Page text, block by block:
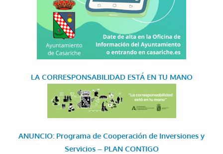
LA CORRESPONSABILIDAD ESTÁ EN TU MANO
ANUNCIO: Programa de Cooperación de Inversiones y
Servicios – PLAN CONTIGO